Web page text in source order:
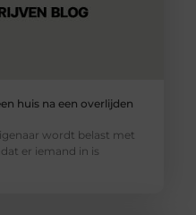
huis na een overlijden
wordt belast met
er iemand in is